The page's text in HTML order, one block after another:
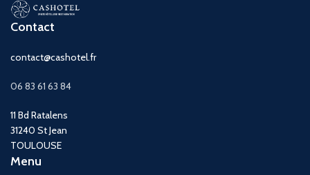
Contact
contact@cashotel.fr
06 83 61 63 84
11 Bd Ratalens
31240 St Jean
TOULOUSE
Menu